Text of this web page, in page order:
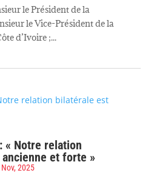
le Président de la
le Vice-Président de la
d’Ivoire ;...
« Notre relation
et forte »
2025